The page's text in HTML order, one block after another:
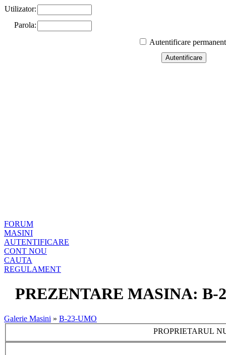
Utilizator:
Parola:
Autentificare
FORUM
MASINI
AUTENTIFICARE
CONT NOU
CAUTA
REGULAMENT
PREZENTARE MASINA: B-
Galerie Masini » B-23-UMO
PROPRIETARUL